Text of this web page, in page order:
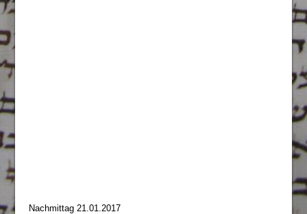
Nachmittag 21.01.2017